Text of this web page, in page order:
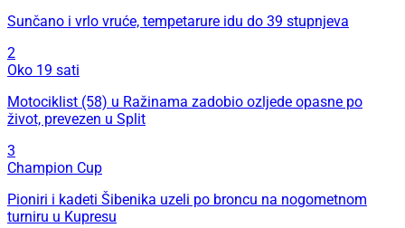
Sunčano i vrlo vruće, tempetarure idu do 39 stupnjeva
2
Oko 19 sati
Motociklist (58) u Ražinama zadobio ozljede opasne po
život, prevezen u Split
3
Champion Cup
Pioniri i kadeti Šibenika uzeli po broncu na nogometnom
turniru u Kupresu